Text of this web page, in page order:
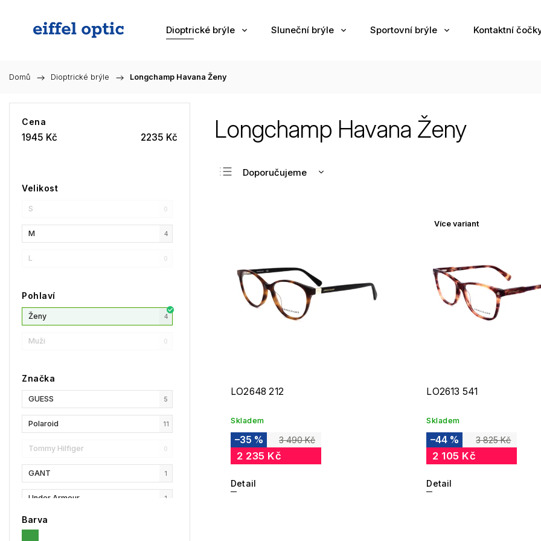
Dioptrické brýle Sluneční brýle Sportovní brýle Kontaktní
Domů / Dioptrické brýle / Longchamp Havana Ženy
Cena
1945 Kč 2235 Kč
Velikost
S 0
M 4
L 0
Pohlaví
Ženy 4
Muži 0
Značka
GUESS 5
Polaroid 11
Tommy Hilfiger 0
GANT 1
Under Armour 1
Privé Revaux
Barva
Longchamp Havana Ženy
Doporučujeme
LO2648 212
Skladem
3 490 Kč
–35 %
2 235 Kč
Detail
Více variant
LO2613 541
Skladem
3 825 Kč
–44 %
2 105 Kč
Detail